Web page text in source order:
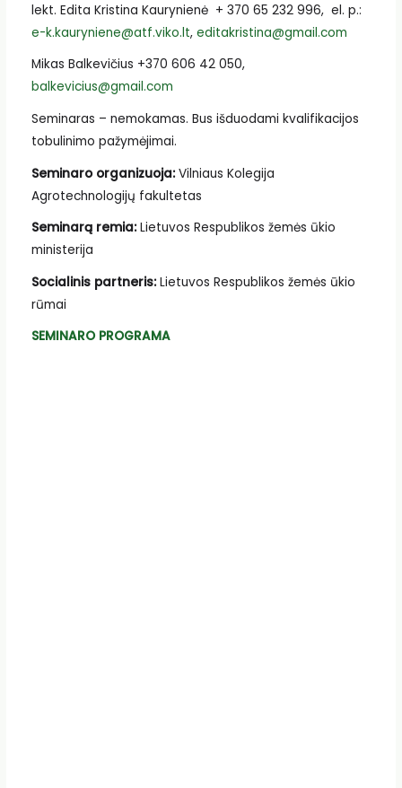
lekt. Edita Kristina Kaurynienė + 370 65 232 996, el. p.:
e-k.kauryniene@atf.viko.lt, editakristina@gmail.com
Mikas Balkevičius +370 606 42 050,
balkevicius@gmail.com
Seminaras – nemokamas. Bus išduodami kvalifikacijos
tobulinimo pažymėjimai.
Seminaro organizuoja:Vilniaus Kolegija
Agrotechnologijų fakultetas
Seminarą remia:Lietuvos Respublikos žemės ūkio
ministerija
Socialinis partneris:Lietuvos Respublikos žemės ūkio
rūmai
SEMINARO PROGRAMA